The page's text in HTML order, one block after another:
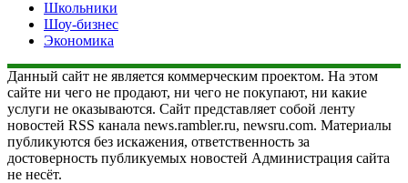
Школьники
Шоу-бизнес
Экономика
Данный сайт не является коммерческим проектом. На этом
сайте ни чего не продают, ни чего не покупают, ни какие
услуги не оказываются. Сайт представляет собой ленту
новостей RSS канала news.rambler.ru, newsru.com. Материалы
публикуются без искажения, ответственность за
достоверность публикуемых новостей Администрация сайта
не несёт.